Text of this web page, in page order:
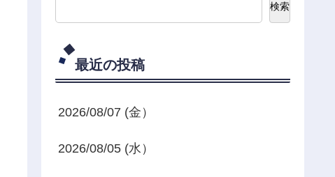
検索
最近の投稿
2026/08/07 (金）
2026/08/05 (水）